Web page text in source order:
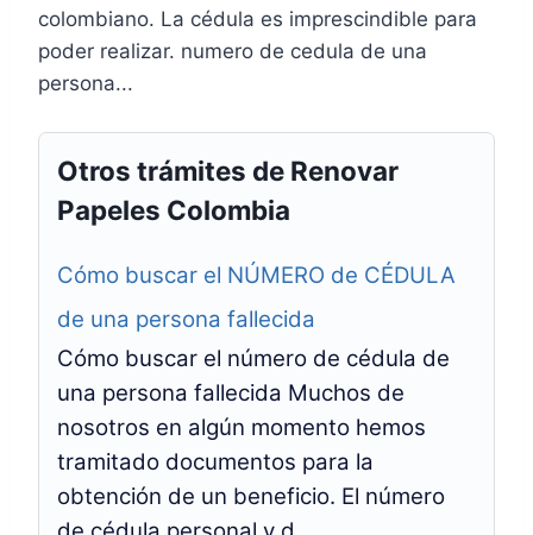
colombiano. La cédula es imprescindible para
poder realizar. numero de cedula de una
persona...
Otros trámites de Renovar
Papeles Colombia
Cómo buscar el NÚMERO de CÉDULA
de una persona fallecida
Cómo buscar el número de cédula de
una persona fallecida Muchos de
nosotros en algún momento hemos
tramitado documentos para la
obtención de un beneficio. El número